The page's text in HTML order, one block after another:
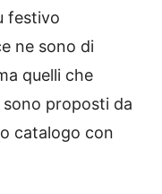
festivo
ne sono di
quelli che
proposti da
catalogo con